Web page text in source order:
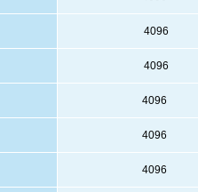
4096
4096
4096
4096
4096